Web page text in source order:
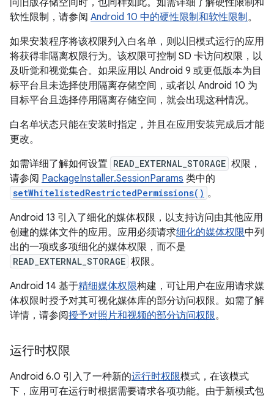
问旧版存储空间时，也同样如此。如需详细了解硬性限制和
软性限制，请参阅 Android 10 中的硬性限制和软性限制。
如果安装程序将该权限列入白名单，则以旧模式运行的应用
将获得非隔离权限行为。该权限可控制 SD 卡访问权限，以
及听觉和视觉集合。如果应用以 Android 9 或更低版本为目
标平台且未选择使用隔离存储空间，或者以 Android 10 为
目标平台且选择停用隔离存储空间，就会出现这种情况。
白名单状态只能在安装时指定，并且在应用安装完成后才能
更改。
如需详细了解如何设置 READ_EXTERNAL_STORAGE 权限，
请参阅 PackageInstaller.SessionParams 类中的
setWhitelistedRestrictedPermissions() 。
Android 13 引入了细化的媒体权限，以支持访问由其他应用
创建的媒体文件的应用。应用必须请求细化的媒体权限中列
出的一项或多项细化的媒体权限，而不是
READ_EXTERNAL_STORAGE 权限。
Android 14 基于精细媒体权限构建，可让用户在应用请求媒
体权限时授予对其可视化媒体库的部分访问权限。如需了解
详情，请参阅授予对照片和视频的部分访问权限。
运行时权限
Android 6.0 引入了一种新的运行时权限模式，在该模式
下，应用可在运行时根据需要请求各项功能。由于新模式包